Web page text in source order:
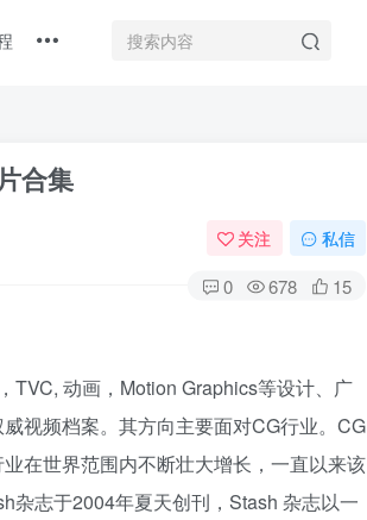
合集
关注 私信
0 678 15
TVC, 动画，Motion Graphics等设计、广
视频档案。其方向主要面对CG行业。CG
在世界范围内不断壮大增长，一直以来该
杂志于2004年夏天创刊，Stash 杂志以一
扫码登录
使用其它方式登录 或注册